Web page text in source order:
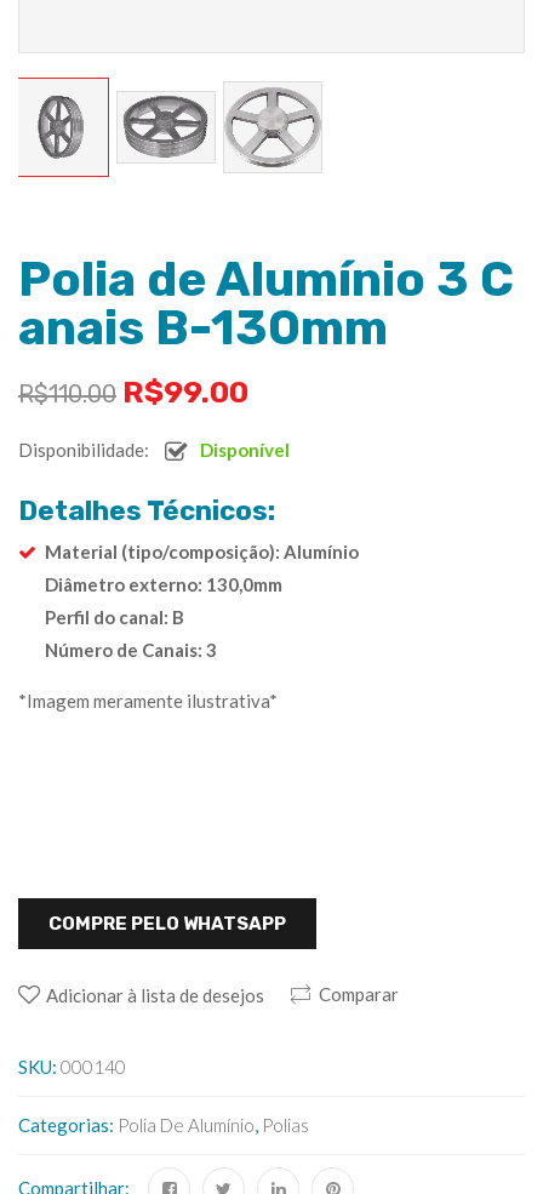
Polia de Alumínio 3 C
anais B-130mm
R$110.00 R$99.00
Disponibilidade: Disponível
Detalhes Técnicos:
Material (tipo/composição): Alumínio
Diâmetro externo: 130,0mm
Perfil do canal: B
Número de Canais: 3
*Imagem meramente ilustrativa*
COMPRE PELO WHATSAPP
Adicionar à lista de desejos Comparar
SKU: 000140
Categorias: Polia De Alumínio, Polias
Compartilhar: